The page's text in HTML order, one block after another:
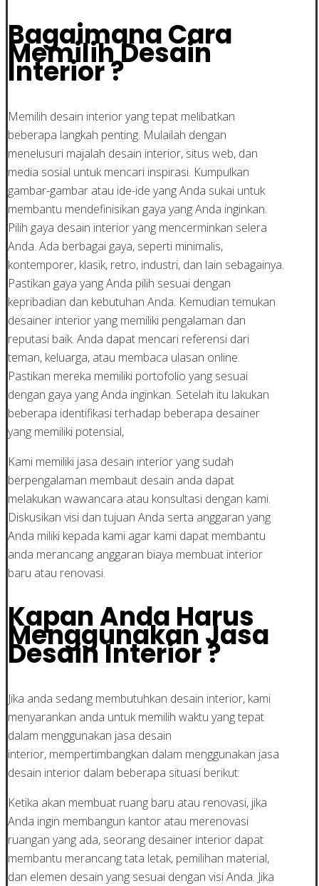
Bagaimana Cara
Memilih Desain
Interior ?
Memilih desain interior yang tepat melibatkan
beberapa langkah penting. Mulailah dengan
menelusuri majalah desain interior, situs web, dan
media sosial untuk mencari inspirasi. Kumpulkan
gambar-gambar atau ide-ide yang Anda sukai untuk
membantu mendefinisikan gaya yang Anda inginkan.
Pilih gaya desain interior yang mencerminkan selera
Anda. Ada berbagai gaya, seperti minimalis,
kontemporer, klasik, retro, industri, dan lain sebagainya.
Pastikan gaya yang Anda pilih sesuai dengan
kepribadian dan kebutuhan Anda. Kemudian temukan
desainer interior yang memiliki pengalaman dan
reputasi baik. Anda dapat mencari referensi dari
teman, keluarga, atau membaca ulasan online.
Pastikan mereka memiliki portofolio yang sesuai
dengan gaya yang Anda inginkan. Setelah itu lakukan
beberapa identifikasi terhadap beberapa desainer
yang memiliki potensial,
Kami memiliki jasa desain interior yang sudah
berpengalaman membaut desain anda dapat
melakukan wawancara atau konsultasi dengan kami.
Diskusikan visi dan tujuan Anda serta anggaran yang
Anda miliki kepada kami agar kami dapat membantu
anda merancang anggaran biaya membuat interior
baru atau renovasi.
Kapan Anda Harus
Menggunakan Jasa
Desain Interior ?
Jika anda sedang membutuhkan desain interior, kami
menyarankan anda untuk memilih waktu yang tepat
dalam menggunakan jasa desain
interior, mempertimbangkan dalam menggunakan jasa
desain interior dalam beberapa situasi berikut:
Ketika akan membuat ruang baru atau renovasi, jika
Anda ingin membangun kantor atau merenovasi
ruangan yang ada, seorang desainer interior dapat
membantu merancang tata letak, pemilihan material,
dan elemen desain yang sesuai dengan visi Anda. Jika